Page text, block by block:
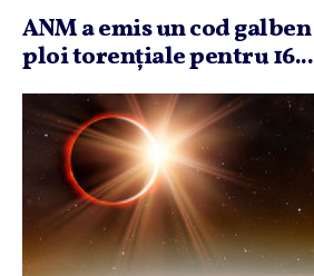
ANM a emis un cod
ploi torenţiale pentru 16...